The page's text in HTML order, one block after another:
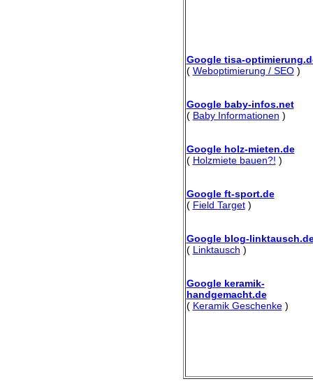
Google tisa-
( Weboptimierung / SEO)
Google baby-infos.net
( Baby Informationen )
Google holz-mieten.de
( Holzmiete bauen?! )
Google ft-sport.de
( Field Target)
Google blog-
( Linktausch )
Google keramik-
handgemacht.de
( Keramik Geschenke)